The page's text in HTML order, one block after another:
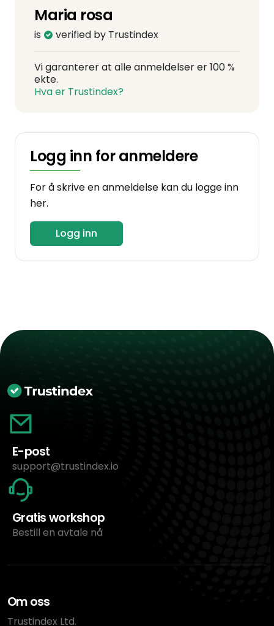
Maria rosa
is verified by Trustindex
Vi garanterer at alle anmeldelser er 100 %
ekte.
Hva er Trustindex?
Logg inn for anmeldere
For å skrive en anmeldelse kan du logge inn
her.
Logg inn
E-post
support@trustindex.io
Gratis workshop
Bestill en avtale nå
Om oss
Trustindex Ltd.